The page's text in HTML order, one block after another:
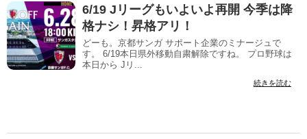
6/19 Jリーグもいよいよ再開 今季は降
格ナシ！昇格アリ！
どーも。京都サンガ サポート企業のミナージュで
す。 6/19本日県外移動自粛解除ですね。 プロ野球は
本日から Jリ...
続きを読む